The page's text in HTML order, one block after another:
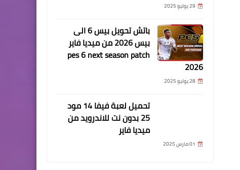
29 يوليو 2025
باتش تحويل بيس 6 الى
بيس 2026 من ميديا فاير
pes 6 next season patch
2026
28 يوليو 2025
تحميل لعبة فيفا 14 مود
25 بدون نت للاندرويد من
ميديا فاير
01 مارس 2025